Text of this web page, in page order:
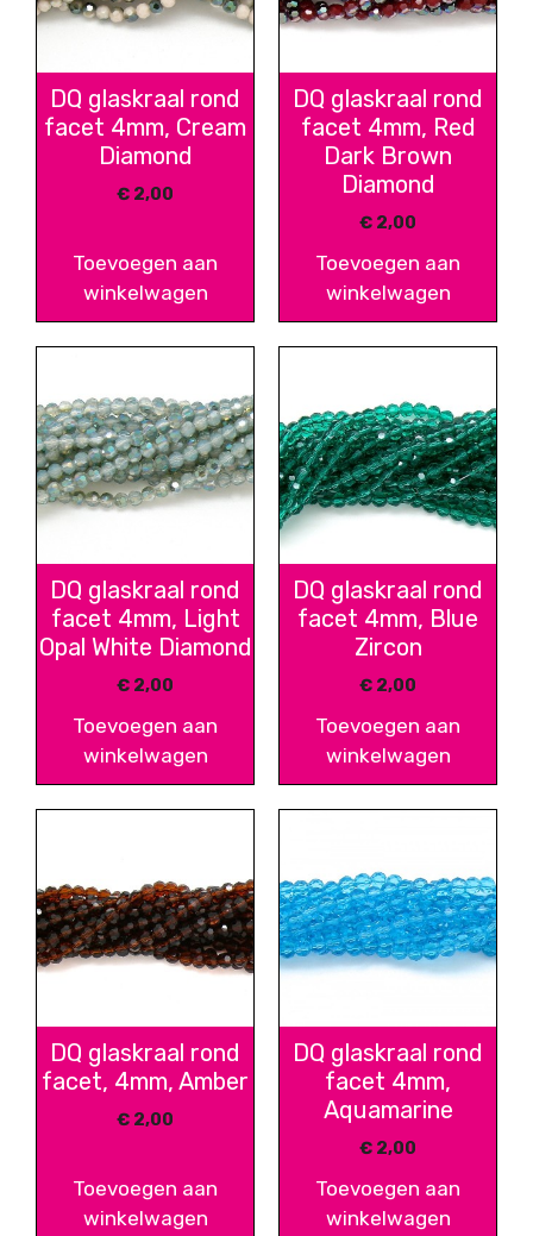
DQ glaskraal rond
facet 4mm, Cream
Diamond
€ 2,00
Toevoegen aan
winkelwagen
DQ glaskraal rond
facet 4mm, Red
Dark Brown
Diamond
€ 2,00
Toevoegen aan
winkelwagen
DQ glaskraal rond
facet 4mm, Light
Opal White Diamond
€ 2,00
Toevoegen aan
winkelwagen
DQ glaskraal rond
facet 4mm, Blue
Zircon
€ 2,00
Toevoegen aan
winkelwagen
DQ glaskraal rond
facet, 4mm, Amber
€ 2,00
Toevoegen aan
winkelwagen
DQ glaskraal rond
facet 4mm,
Aquamarine
€ 2,00
Toevoegen aan
winkelwagen